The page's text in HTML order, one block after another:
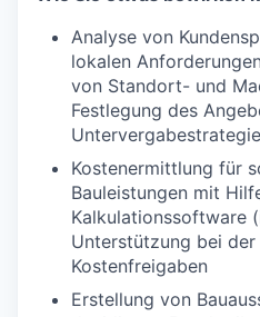
Analyse von
lokalen
von Standort- und
Festlegung des
Untervergabestrategie
Kostenermittlung für
Bauleistungen mit
Kalkulationssoftware
Unterstützung bei
Kostenfreigaben
Erstellung von